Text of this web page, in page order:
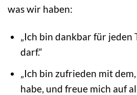
was wir haben:
„Ich bin dankbar für jeden
darf.“
„Ich bin zufrieden mit
habe, und freue mich auf